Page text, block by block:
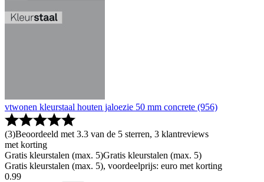
vtwonen kleurstaal houten jaloezie 50 mm concrete (956)
(3)Beoordeeld met 3.3 van de 5 sterren, 3 klantreviews
met korting
Gratis kleurstalen (max. 5)Gratis kleurstalen (max. 5)
Gratis kleurstalen (max. 5), voordeelprijs: euro met korting
0.99